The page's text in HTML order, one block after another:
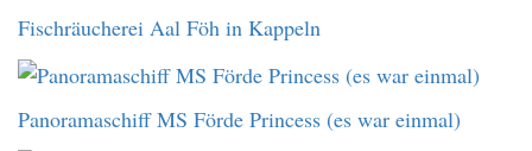
Fischräucherei Aal Föh in Kappeln
Panoramaschiff MS Förde Princess (es war einmal)